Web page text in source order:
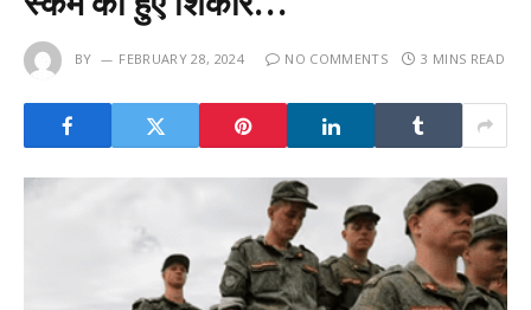
BY FEBRUARY 28, 2024 NO COMMENTS 3 MINS READ